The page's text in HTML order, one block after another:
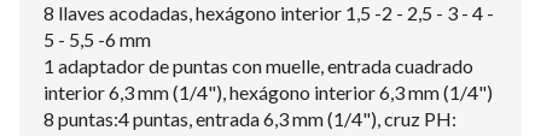
8 llaves acodadas, hexágono interior 1,5 -2 - 2,5 - 3 - 4 -
5 - 5,5 -6 mm
1 adaptador de puntas con muelle, entrada cuadrado
interior 6,3 mm (1/4"), hexágono interior 6,3 mm (1/4")
8 puntas:4 puntas, entrada 6,3 mm (1/4"), cruz PH: